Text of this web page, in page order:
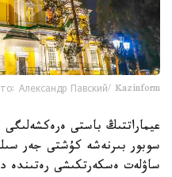
Александр Павский/ Kazinform
عيماراتتىڭ باستى
سوبور بىرنەشە كۇشتى جەر
ساۋلەت ەسكەرتكىشى رەتىندە